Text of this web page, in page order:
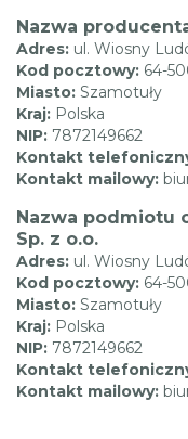
Nazwa
Adres: ul. Wiosny
Kod pocztowy: 64-
Miasto: Szamotuły
Kraj: Polska
NIP: 7872149662
Kontakt
Kontakt mailowy:
Nazwa podmiotu
Sp. z o.o.
Adres: ul. Wiosny
Kod pocztowy: 64-
Miasto: Szamotuły
Kraj: Polska
NIP: 7872149662
Kontakt
Kontakt mailowy: